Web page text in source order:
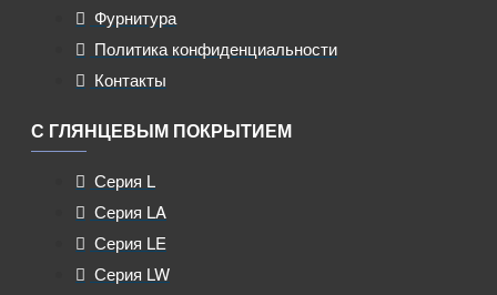
Фурнитура
Политика конфиденциальности
Контакты
С ГЛЯНЦЕВЫМ ПОКРЫТИЕМ
Серия L
Серия LA
Серия LE
Серия LW